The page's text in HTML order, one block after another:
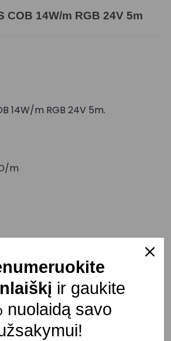
COB 14W/m RGB 24V 5m
14W/m RGB 24V 5m.
m
mm
°
IP20
15 – 30 d. d.
ir gaukite
nuolaidą savo